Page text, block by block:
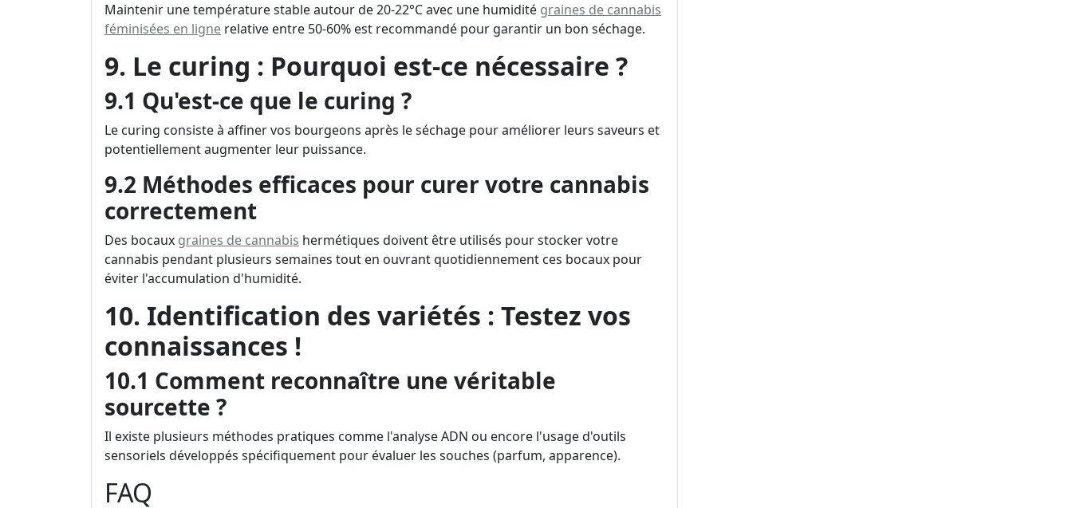
Maintenir une température stable autour de 20-22°C avec une humidité graines de cannabis
féminisées en ligne relative entre 50-60% est recommandé pour garantir un bon séchage.
9. Le curing : Pourquoi est-ce nécessaire ?
9.1 Qu'est-ce que le curing ?
Le curing consiste à affiner vos bourgeons après le séchage pour améliorer leurs saveurs et
potentiellement augmenter leur puissance.
9.2 Méthodes efficaces pour curer votre cannabis
correctement
Des bocaux graines de cannabis hermétiques doivent être utilisés pour stocker votre
cannabis pendant plusieurs semaines tout en ouvrant quotidiennement ces bocaux pour
éviter l'accumulation d'humidité.
10. Identification des variétés : Testez vos
connaissances !
10.1 Comment reconnaître une véritable
sourcette ?
Il existe plusieurs méthodes pratiques comme l'analyse ADN ou encore l'usage d'outils
sensoriels développés spécifiquement pour évaluer les souches (parfum, apparence).
FAQ